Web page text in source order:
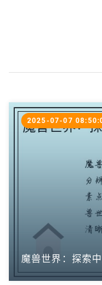
魔兽世界：探索
2025-07-07